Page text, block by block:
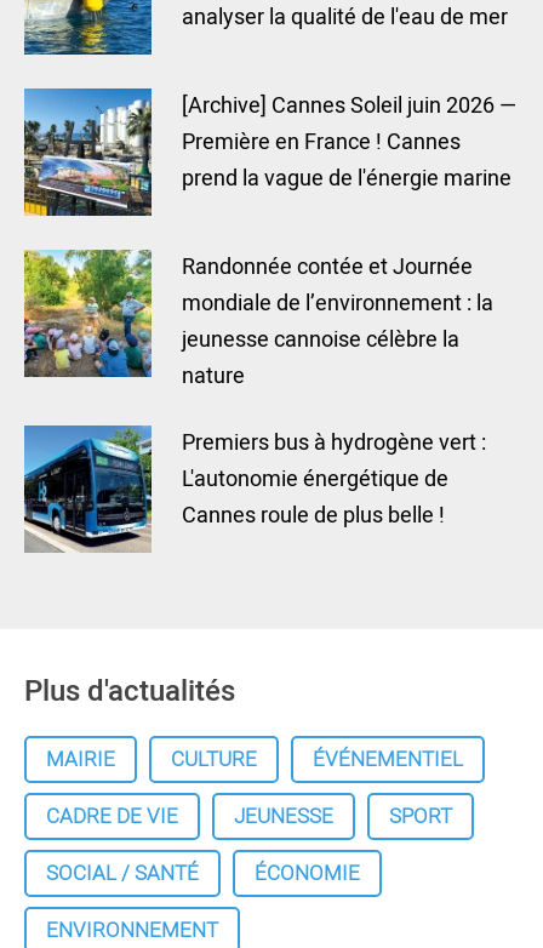
analyser la qualité de l'eau de mer
[Archive] Cannes Soleil juin 2026 —
Première en France ! Cannes
prend la vague de l'énergie marine
Randonnée contée et Journée
mondiale de l’environnement : la
jeunesse cannoise célèbre la
nature
Premiers bus à hydrogène vert :
L'autonomie énergétique de
Cannes roule de plus belle !
Plus d'actualités
MAIRIE CULTURE
ÉVÉNEMENTIEL
CADRE DE VIE
JEUNESSE
SPORT
SOCIAL / SANTÉ
ÉCONOMIE
ENVIRONNEMENT